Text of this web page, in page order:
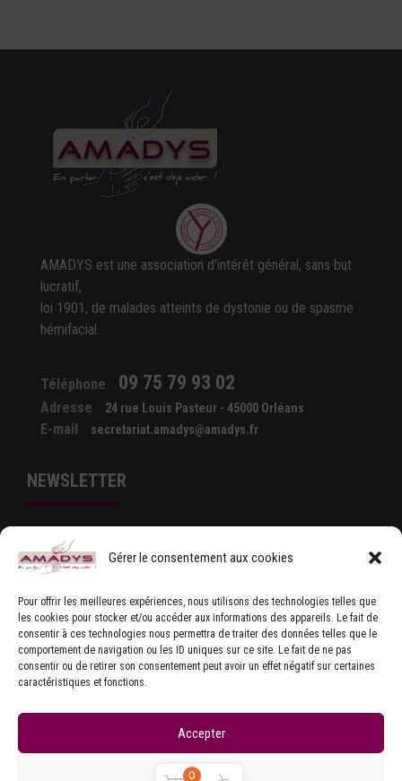
Gérer le consentement aux cookies
Pour offrir les meilleures expériences, nous utilisons des technologies telles que
les cookies pour stocker et/ou accéder aux informations des appareils. Le fait de
consentir à ces technologies nous permettra de traiter des données telles que le
comportement de navigation ou les ID uniques sur ce site. Le fait de ne pas
consentir ou de retirer son consentement peut avoir un effet négatif sur certaines
caractéristiques et fonctions.
Accepter
Refuser
AMADYS est une association d'intérêt général, sans but
lucratif,
loi 1901, de malades atteints de dystonie ou de spasme
hémifacial.
Téléphone 09 75 79 93 02
Adresse 24 rue Louis Pasteur - 45000 Orléans
E-mail secretariat.amadys@amadys.fr
NEWSLETTER
J'ACCEPTE LES CONDITIONS GÉNÉRALES
D'UTILISATION
0